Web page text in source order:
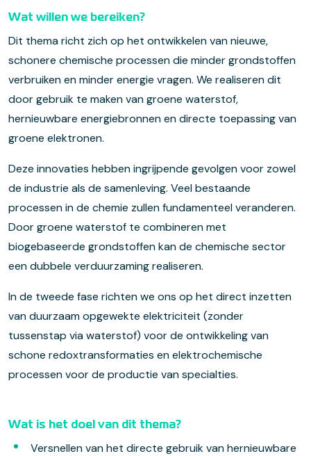
Wat willen we bereiken?
Dit thema richt zich op het ontwikkelen van nieuwe,
schonere chemische processen die minder grondstoffen
verbruiken en minder energie vragen. We realiseren dit
door gebruik te maken van groene waterstof,
hernieuwbare energiebronnen en directe toepassing van
groene elektronen.
Deze innovaties hebben ingrijpende gevolgen voor zowel
de industrie als de samenleving. Veel bestaande
processen in de chemie zullen fundamenteel veranderen.
Door groene waterstof te combineren met
biogebaseerde grondstoffen kan de chemische sector
een dubbele verduurzaming realiseren.
In de tweede fase richten we ons op het direct inzetten
van duurzaam opgewekte elektriciteit (zonder
tussenstap via waterstof) voor de ontwikkeling van
schone redoxtransformaties en elektrochemische
processen voor de productie van specialties.
Wat is het doel van dit thema?
Versnellen van het directe gebruik van hernieuwbare